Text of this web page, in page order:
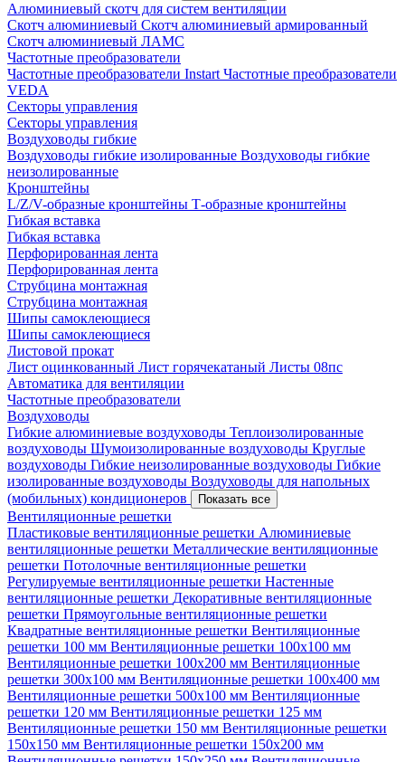
Алюминиевый скотч для систем вентиляции
Скотч алюминиевый Скотч алюминиевый армированный
Скотч алюминиевый ЛАМС
Частотные преобразователи
Частотные преобразователи Instart Частотные преобразователи
VEDA
Секторы управления
Секторы управления
Воздуховоды гибкие
Воздуховоды гибкие изолированные Воздуховоды гибкие
неизолированные
Кронштейны
L/Z/V-образные кронштейны Т-образные кронштейны
Гибкая вставка
Гибкая вставка
Перфорированная лента
Перфорированная лента
Струбцина монтажная
Струбцина монтажная
Шипы самоклеющиеся
Шипы самоклеющиеся
Листовой прокат
Лист оцинкованный Лист горячекатаный Листы 08пс
Автоматика для вентиляции
Частотные преобразователи
Воздуховоды
Гибкие алюминиевые воздуховоды Теплоизолированные
воздуховоды Шумоизолированные воздуховоды Круглые
воздуховоды Гибкие неизолированные воздуховоды Гибкие
изолированные воздуховоды Воздуховоды для напольных
(мобильных) кондиционеров
Показать все
Вентиляционные решетки
Пластиковые вентиляционные решетки Алюминиевые
вентиляционные решетки Металлические вентиляционные
решетки Потолочные вентиляционные решетки
Регулируемые вентиляционные решетки Настенные
вентиляционные решетки Декоративные вентиляционные
решетки Прямоугольные вентиляционные решетки
Квадратные вентиляционные решетки Вентиляционные
решетки 100 мм Вентиляционные решетки 100х100 мм
Вентиляционные решетки 100х200 мм Вентиляционные
решетки 300х100 мм Вентиляционные решетки 100х400 мм
Вентиляционные решетки 500х100 мм Вентиляционные
решетки 120 мм Вентиляционные решетки 125 мм
Вентиляционные решетки 150 мм Вентиляционные решетки
150х150 мм Вентиляционные решетки 150х200 мм